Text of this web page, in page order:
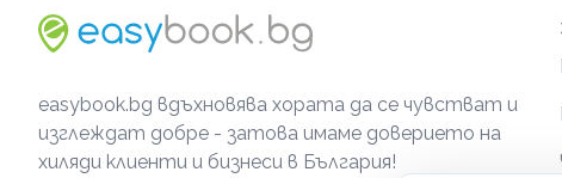
easybook.bg вдъхновява хората да се чувстват и
изглеждат добре - затова имаме доверието на
хиляди клиенти и бизнеси в България!